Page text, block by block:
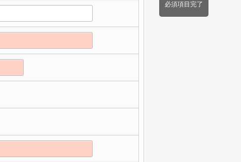
必須項目完了